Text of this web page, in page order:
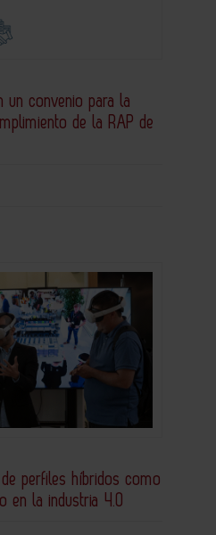
un convenio para la
de la RAP de
perfiles híbridos como
en la industria 4.0